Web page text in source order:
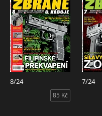
8/24
85 Kč
7/24